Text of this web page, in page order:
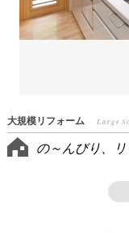
大規模リフォーム Large
の～んびり、